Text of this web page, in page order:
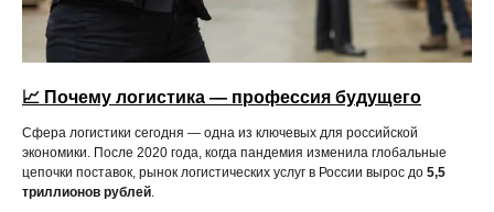
📈 Почему логистика — профессия будущего
Сфера логистики сегодня — одна из ключевых для российской
экономики. После 2020 года, когда пандемия изменила глобальные
цепочки поставок, рынок логистических услуг в России вырос до 5,5
триллионов рублей.